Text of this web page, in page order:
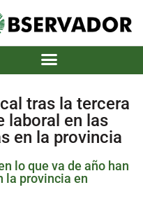
tras la tercera
laboral en las
en la provincia
lo que va de año han
la provincia en